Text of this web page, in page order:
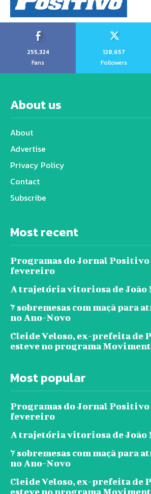
255,324
Fans
128,657
Followers
About us
About
Advertise
Privacy Policy
Contact
Subscribe
Most recent
Programas do Jornal Positivo
fevereiro
A trajetória vitoriosa de João
7 sobremesas com maçã para
no Ano-Novo
Cleide Veloso, ex-prefeita de
esteve no programa
Most popular
Programas do Jornal Positivo
fevereiro
A trajetória vitoriosa de João
7 sobremesas com maçã para
no Ano-Novo
Cleide Veloso, ex-prefeita de
esteve no programa